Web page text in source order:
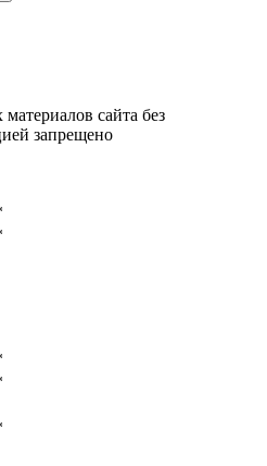
сайта без
запрещено